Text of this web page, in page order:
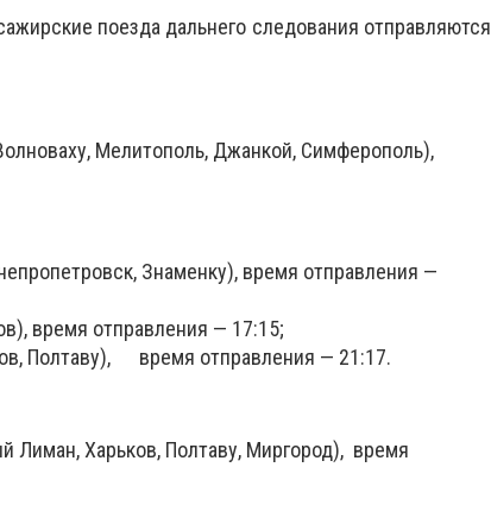
поезда дальнего следования отправляются
Мелитополь, Джанкой, Симферополь),
Знаменку), время отправления —
время отправления — 17:15;
Полтаву), время отправления — 21:17.
Харьков, Полтаву, Миргород), время